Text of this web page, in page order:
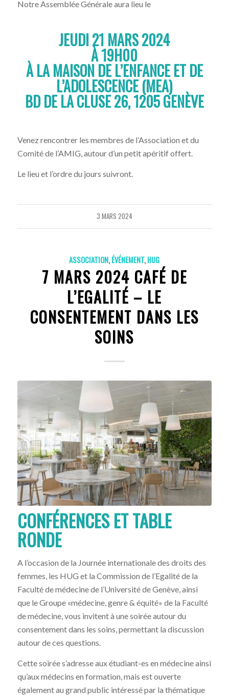
Notre Assemblée Générale aura lieu le
JEUDI 21 MARS 2024
À 19H00
À LA MAISON DE L’ENFANCE ET DE
L’ADOLESCENCE (MEA)
BD DE LA CLUSE 26, 1205 GENÈVE
Venez rencontrer les membres de l’Association et du
Comité de l’AMIG, autour d’un petit apéritif offert.
Le lieu et l’ordre du jours suivront.
3 MARS 2024
ASSOCIATION,ÉVÉNEMENT,HUG
7 MARS 2024 CAFÉ DE
L’EGALITÉ – LE
CONSENTEMENT DANS LES
SOINS
CONFÉRENCES ET TABLE
RONDE
A l’occasion de la Journée internationale des droits des
femmes, les HUG et la Commission de l’Egalité de la
Faculté de médecine de l’Université de Genève, ainsi
que le Groupe «médecine, genre & équité» de la Faculté
de médecine, vous invitent à une soirée autour du
consentement dans les soins, permettant la discussion
autour de ces questions.
Cette soirée s’adresse aux étudiant-es en médecine ainsi
qu’aux médecins en formation, mais est ouverte
également au grand public intéressé par la thématique